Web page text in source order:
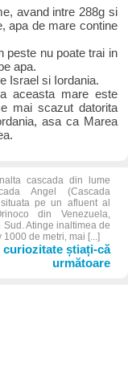
avand intre 288g si
apa de mare contine
peste nu poate trai in
apa.
Israel si Iordania.
aceasta mare este
mai scazut datorita
asa ca Marea
cascada din lume
Angel (Cascada
situata pe un afluent al
din Venezuela,
Sud. Atinge inaltimea de
1000 de metri, mai [...]
curiozitate știați-că
următoare